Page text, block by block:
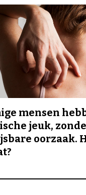
mensen
jeuk,
oorzaak.